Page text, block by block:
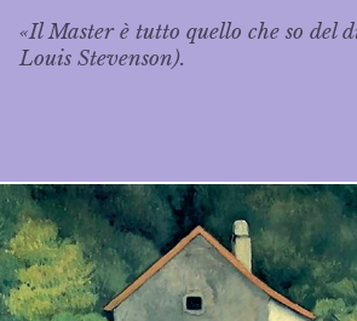
«Il Master è tutto quello che so del
Louis Stevenson).